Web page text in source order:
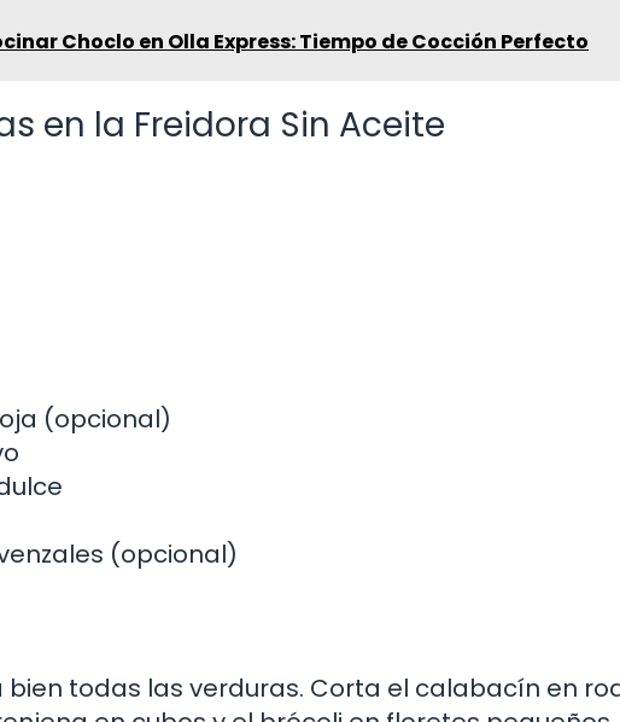
Choclo en Olla Express: Tiempo de Cocción Perfecto
en la Freidora Sin Aceite
(opcional)
(opcional)
bien todas las verduras. Corta el calabacín en